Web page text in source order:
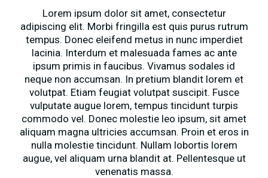
Lorem ipsum dolor sit amet, consectetur
adipiscing elit. Morbi fringilla est quis purus rutrum
tempus. Donec eleifend metus in nunc imperdiet
lacinia. Interdum et malesuada fames ac ante
ipsum primis in faucibus. Vivamus sodales id
neque non accumsan. In pretium blandit lorem et
volutpat. Etiam feugiat volutpat suscipit. Fusce
vulputate augue lorem, tempus tincidunt turpis
commodo vel. Donec molestie leo ipsum, sit amet
aliquam magna ultricies accumsan. Proin et eros in
nulla molestie tincidunt. Nullam lobortis lorem
augue, vel aliquam urna blandit at. Pellentesque ut
venenatis massa.